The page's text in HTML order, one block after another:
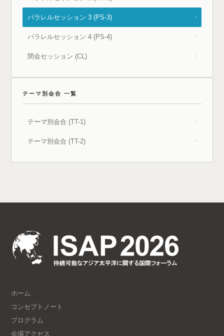
パラレルセッション 3 (PS-3) ›
パラレルセッション 4 (PS-4) ›
閉会セッション (CL) ›
テーマ別会合 一覧
テーマ別会合 (TT-1) ›
テーマ別会合 (TT-2) ›
ホーム
コンセプトノート
プログラム
会場アクセス